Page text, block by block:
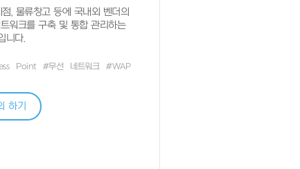
점, 물류창고 등에 국내외 벤더의
워크를 구축 및 통합 관리하는
니다.
Point #무선 네트워크 #WAP
하기